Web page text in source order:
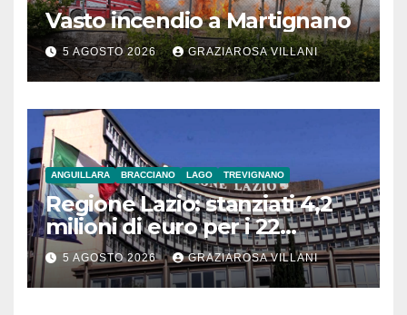
Vasto incendio a Martignano
5 AGOSTO 2026 GRAZIAROSA VILLANI
ANGUILLARA BRACCIANO LAGO TREVIGNANO
Regione Lazio: stanziati 4,2
milioni di euro per i 22
Comuni dell’Etruria
Meridionale
5 AGOSTO 2026 GRAZIAROSA VILLANI